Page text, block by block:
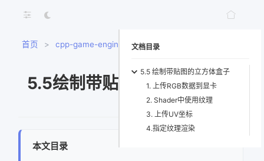
首页 > cpp-game-engine-book >
5.5绘制带贴图的立方体盒子
本文目录
文档目录
5.5 绘制带贴图的立方体盒子
1. 上传RGB数据到显卡
2. Shader中使用纹理
3. 上传UV坐标
4.指定纹理渲染